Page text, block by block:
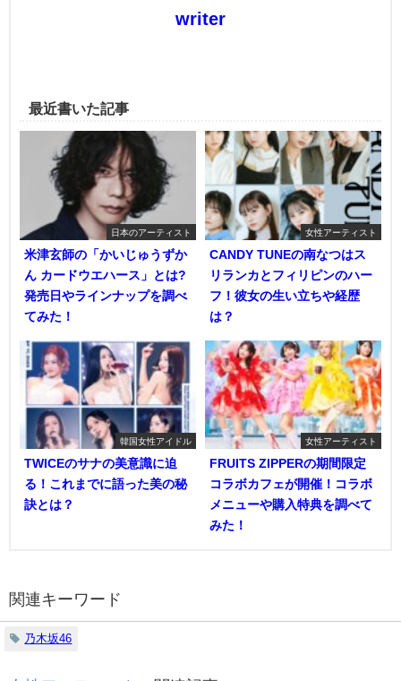
writer
最近書いた記事
日本のアーティスト
米津玄師の「かいじゅうずか
ん カードウエハース」とは?
発売日やラインナップを調べ
てみた！
女性アーティスト
CANDY TUNEの南なつはス
リランカとフィリピンのハー
フ！彼女の生い立ちや経歴
は？
韓国女性アイドル
TWICEのサナの美意識に迫
る！これまでに語った美の秘
訣とは？
女性アーティスト
FRUITS ZIPPERの期間限定
コラボカフェが開催！コラボ
メニューや購入特典を調べて
みた！
関連キーワード
乃木坂46